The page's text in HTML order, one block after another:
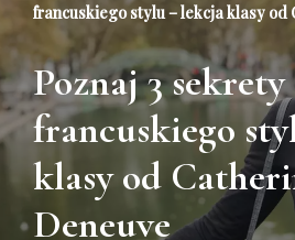
francuskiego stylu – lekcja klasy od
Poznaj 3 sekrety
francuskiego
klasy od
Deneuve